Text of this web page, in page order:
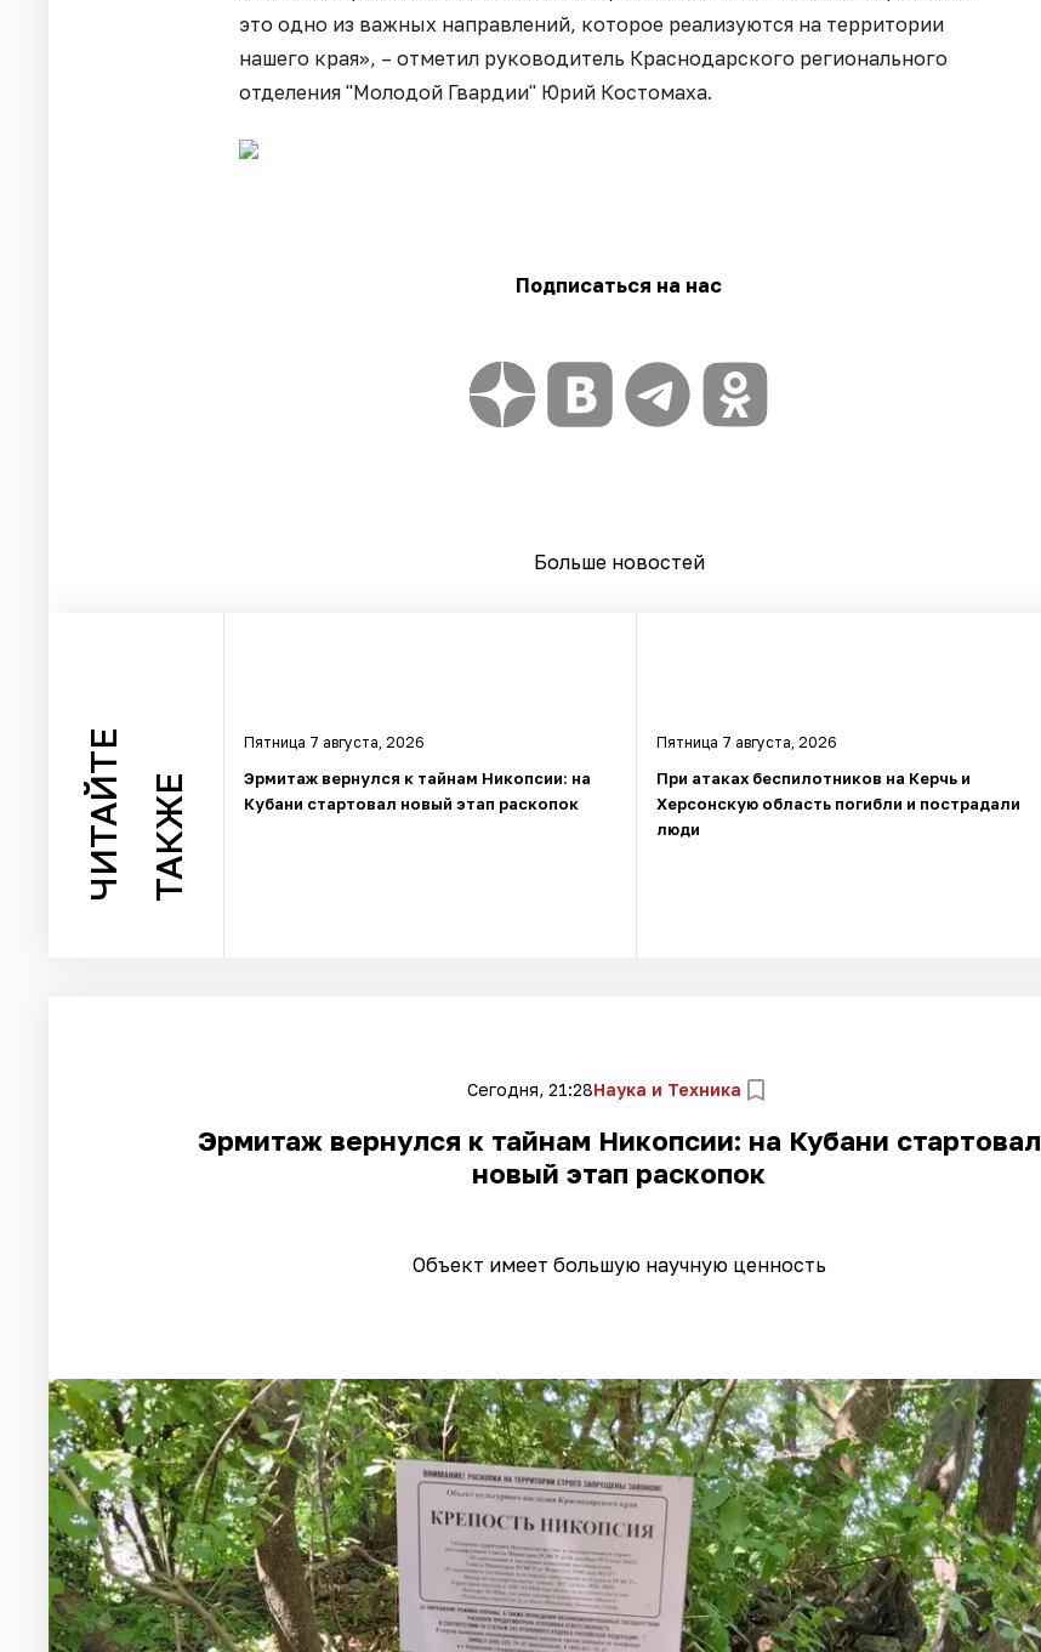
это одно из важных направлений, которое реализуются на территории
нашего края», – отметил руководитель Краснодарского регионального
отделения "Молодой Гвардии" Юрий Костомаха.
Подписаться на нас
Больше новостей
ЧИТАЙТЕ ТАКЖЕ
Пятница 7 августа, 2026
Эрмитаж вернулся к тайнам Никопсии: на
Кубани стартовал новый этап раскопок
Пятница 7 августа, 2026
При атаках беспилотников на Керчь и
Херсонскую область погибли и пострадали
люди
Сегодня, 21:28Наука и Техника
Эрмитаж вернулся к тайнам Никопсии: на Кубани стартовал
новый этап раскопок
Объект имеет большую научную ценность